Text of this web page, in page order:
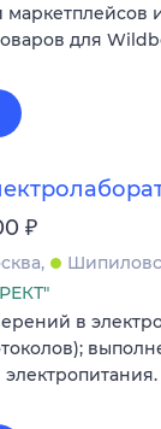
для
₽
в